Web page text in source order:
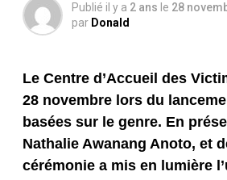
Publié il y a 2 ans le 28
par Donald
Le Centre d’Accueil des
28 novembre lors du
basées sur le genre. En
Nathalie Awanang Anoto, et
cérémonie a mis en lumière